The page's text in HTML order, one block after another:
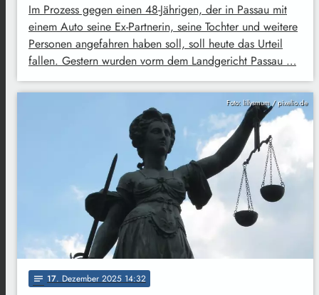
Im Prozess gegen einen 48-Jährigen, der in Passau mit
einem Auto seine Ex-Partnerin, seine Tochter und weitere
Personen angefahren haben soll, soll heute das Urteil
fallen. Gestern wurden vorm dem Landgericht Passau …
Foto: lillysmum / pixelio.de
notes 17. Dezember 2025 14:32